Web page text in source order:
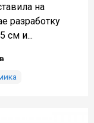
на
разработку
см и...